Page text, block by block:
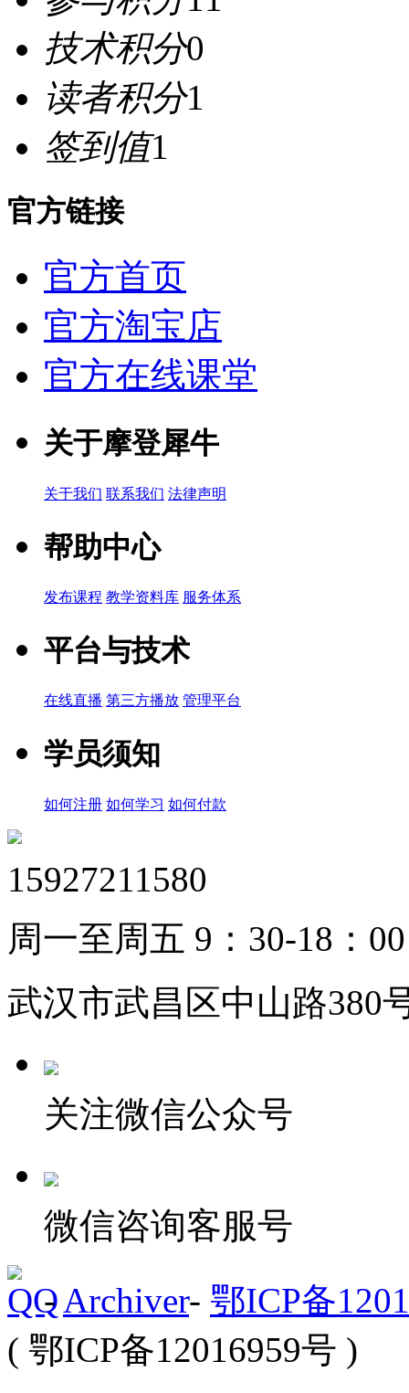
技术积分0
读者积分1
签到值1
官方链接
官方首页
官方淘宝店
官方在线课堂
关于摩登犀牛
关于我们 联系我们 法律声明
帮助中心
发布课程 教学资料库 服务体系
平台与技术
在线直播 第三方播放 管理平台
学员须知
如何注册 如何学习 如何付款
15927211580
周一至周五 9：30-18：00
武汉市武昌区中山路380
关注微信公众号
微信咨询客服号
- Archiver- 鄂ICP备
( 鄂ICP备12016959号 )